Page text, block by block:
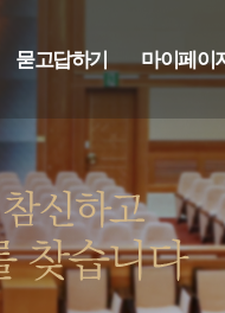
묻고답하기 마이페이